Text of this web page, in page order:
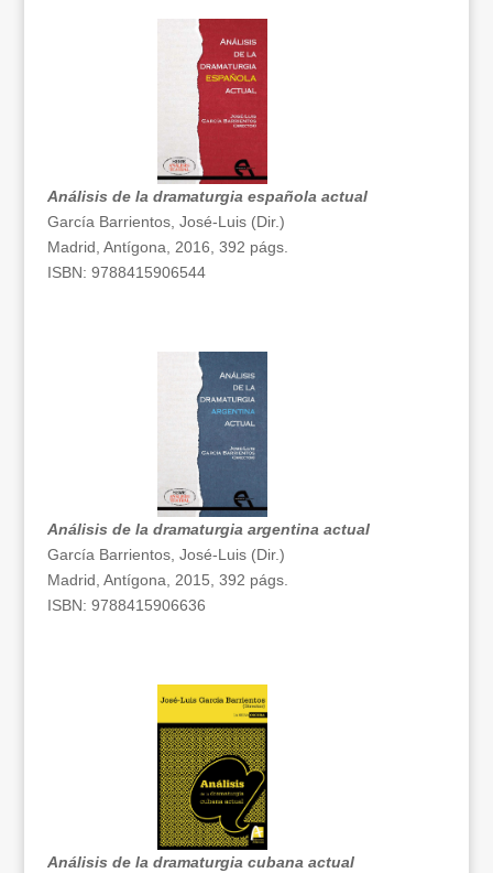
Análisis de la dramaturgia española actual
García Barrientos, José-Luis (Dir.)
Madrid, Antígona, 2016, 392 págs.
ISBN: 9788415906544
Análisis de la dramaturgia argentina actual
García Barrientos, José-Luis (Dir.)
Madrid, Antígona, 2015, 392 págs.
ISBN: 9788415906636
Análisis de la dramaturgia cubana actual